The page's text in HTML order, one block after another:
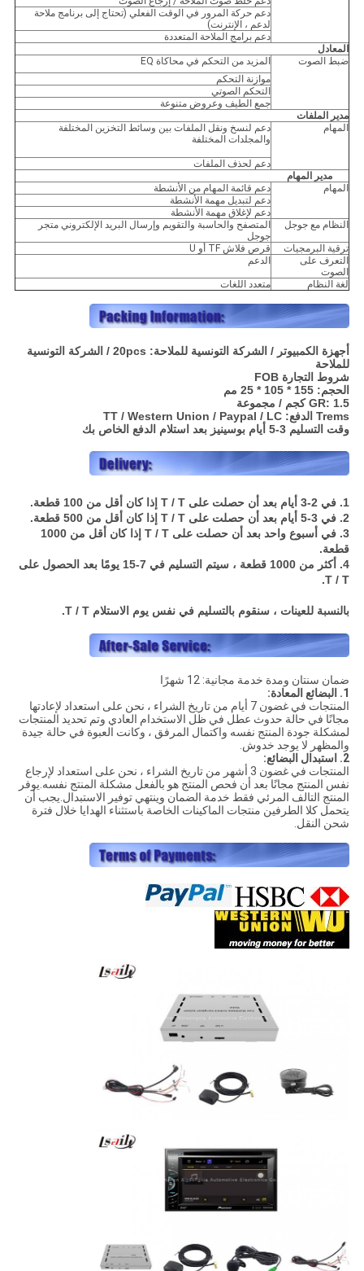
دعم حركة المرور في الوقت الفعلي (تحتاج إلى برنامج ملاحة
لدعم ، الإنترنت)
دعم برامج الملاحة المتعددة
المعادل
ضبط الصوت
المزيد من التحكم في محاكاة EQ
موازنة التحكم
التحكم الصوتي
جمع الطيف وعروض متنوعة
مدير الملفات
المهام
دعم لنسخ ونقل الملفات بين وسائط التخزين المختلفة
والمجلدات المختلفة
دعم لحذف الملفات
مدير المهام
المهام
دعم قائمة المهام من الأنشطة
دعم لتبديل مهمة الأنشطة
دعم لإغلاق مهمة الأنشطة
النظام مع جوجل
المتصفح والحاسبة والتقويم وإرسال البريد الإلكتروني متجر
جوجل
ترقية البرمجيات
قرص فلاش TF أو U
التعرف على
الصوت
الدعم
لغة النظام متعدد اللغات
أجهزة الكمبيوتر / الشركة التونسية للملاحة: 20pcs / الشركة التونسية
للملاحة
شروط التجارة FOB
الحجم: 155 * 105 * 25 مم
GR: 1.5 كجم / مجموعة
Trems الدفع: TT / Western Union / Paypal / LC
وقت التسليم 3-5 أيام بوسينيز بعد استلام الدفع الخاص بك
1. في 2-3 أيام بعد أن حصلت على T / T إذا كان أقل من 100 قطعة.
2. في 3-5 أيام بعد أن حصلت على T / T إذا كان أقل من 500 قطعة.
3. في أسبوع واحد بعد أن حصلت على T / T إذا كان أقل من 1000
قطعة.
4. أكثر من 1000 قطعة ، سيتم التسليم في 7-15 يومًا بعد الحصول على
T / T.
بالنسبة للعينات ، سنقوم بالتسليم في نفس يوم الاستلام T / T.
ضمان سنتان ومدة خدمة مجانية: 12 شهرًا
1. البضائع المعادة:
المنتجات في غضون 7 أيام من تاريخ الشراء ، نحن على استعداد لإعادتها
مجانًا في حالة حدوث عطل في ظل الاستخدام العادي وتم تحديد المنتجات
لمشكلة جودة المنتج نفسه واكتمال المرفق ، وكانت العبوة في حالة جيدة
والمظهر لا يوجد خدوش.
2. استبدال البضائع:
المنتجات في غضون 3 أشهر من تاريخ الشراء ، نحن على استعداد لإرجاع
نفس المنتج مجانًا بعد أن فحص المنتج هو بالفعل مشكلة المنتج نفسه.يوفر
المنتج التالف المرئي فقط خدمة الضمان وينتهي توفير الاستبدال.يجب أن
يتحمل كلا الطرفين منتجات الماكينات الخاصة باستثناء الهدايا خلال فترة
شحن النقل.